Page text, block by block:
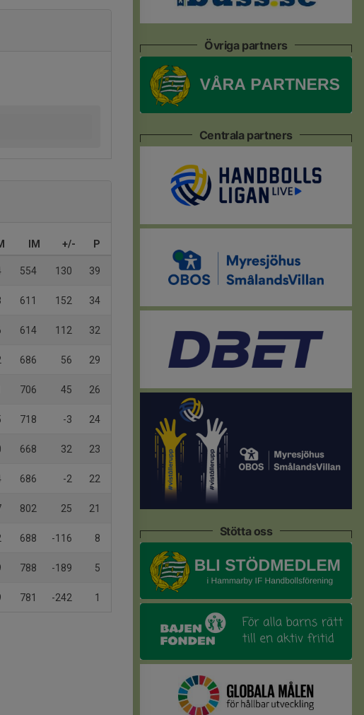
IM +/- P
554 130 39
611 152 34
614 112 32
686 56 29
706 45 26
718 -3 24
668 32 23
686 -2 22
802 25 21
688 -116 8
788 -189 5
781 -242 1
Övriga partners
Centrala partners
Stötta oss